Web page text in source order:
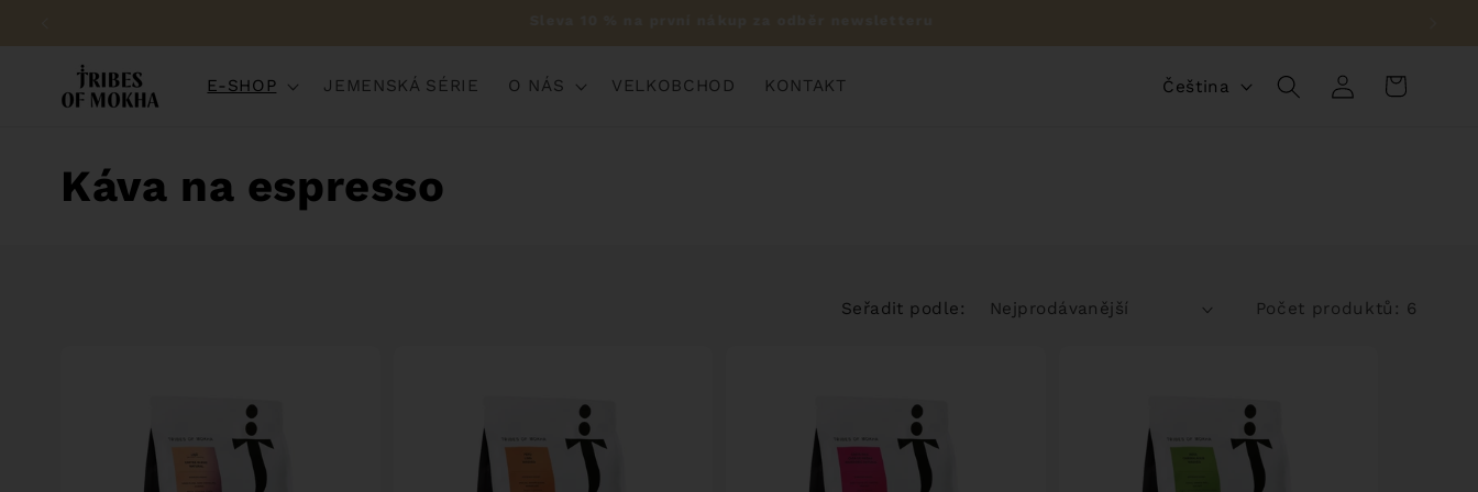
E-SHOP JEMENSKÁ SÉRIE O NÁS VELKOBCHOD KONTAKT
JČeština Košík
K
Káva na espresso
Seřadit podle: Počet produktů: 6